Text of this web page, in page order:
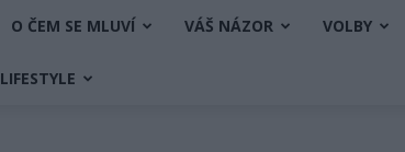
O ČEM SE MLUVÍ VÁŠ NÁZOR VOLBY
LIFESTYLE